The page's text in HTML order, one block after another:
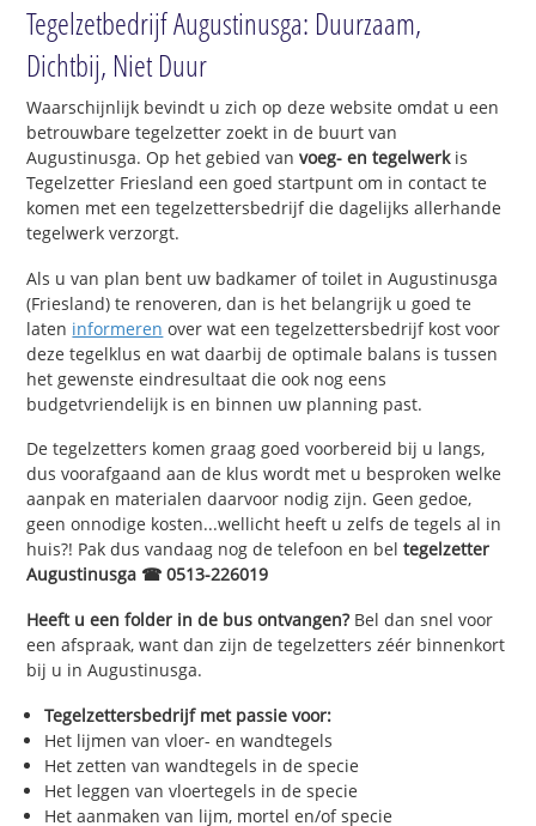
Tegelzetbedrijf Augustinusga: Duurzaam,
Dichtbij, Niet Duur
Waarschijnlijk bevindt u zich op deze website omdat u een
betrouwbare tegelzetter zoekt in de buurt van
Augustinusga. Op het gebied van voeg- en tegelwerkis
Tegelzetter Friesland een goed startpunt om in contact te
komen met een tegelzettersbedrijf die dagelijks allerhande
tegelwerk verzorgt.
Als u van plan bent uw badkamer of toilet in Augustinusga
(Friesland) te renoveren, dan is het belangrijk u goed te
laten informeren over wat een tegelzettersbedrijf kost voor
deze tegelklus en wat daarbij de optimale balans is tussen
het gewenste eindresultaat die ook nog eens
budgetvriendelijk is en binnen uw planning past.
De tegelzetters komen graag goed voorbereid bij u langs,
dus voorafgaand aan de klus wordt met u besproken welke
aanpak en materialen daarvoor nodig zijn. Geen gedoe,
geen onnodige kosten...wellicht heeft u zelfs de tegels al in
huis?! Pak dus vandaag nog de telefoon en beltegelzetter
Augustinusga ☎ 0513-226019
Heeft u een folder in de bus ontvangen?Bel dan snel voor
een afspraak, want dan zijn de tegelzetters zéér binnenkort
bij u in Augustinusga.
Tegelzettersbedrijf met passie voor:
Het lijmen van vloer- en wandtegels
Het zetten van wandtegels in de specie
Het leggen van vloertegels in de specie
Het aanmaken van lijm, mortel en/of specie